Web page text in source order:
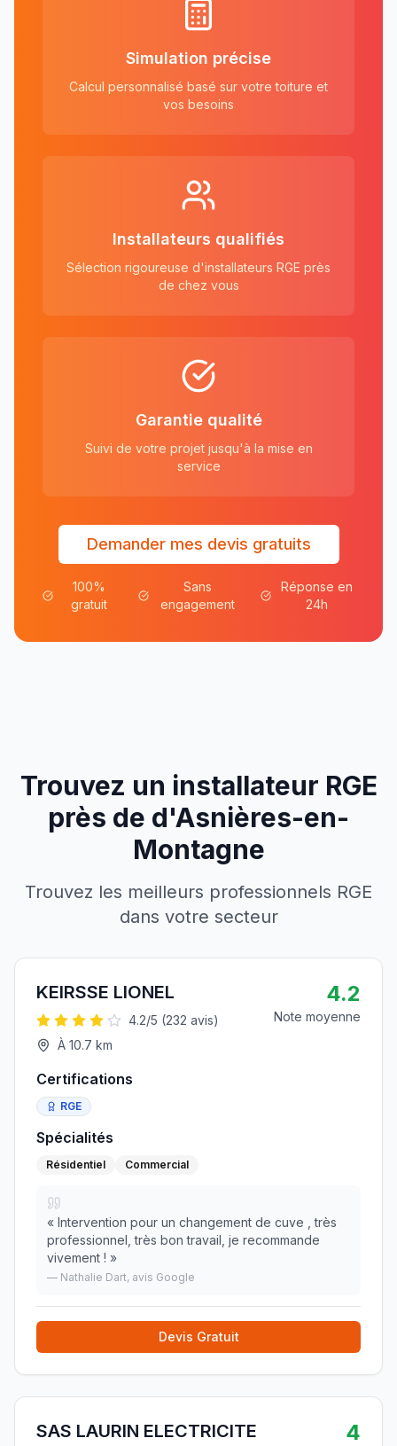
Simulation précise
Calcul personnalisé basé sur votre toiture et
vos besoins
Installateurs qualifiés
Sélection rigoureuse d'installateurs RGE près
de chez vous
Garantie qualité
Suivi de votre projet jusqu'à la mise en
service
Demander mes devis gratuits
100%
gratuit
Sans
engagement
Réponse en
24h
Trouvez un installateur RGE
près de d'Asnières-en-
Montagne
Trouvez les meilleurs professionnels RGE
dans votre secteur
KEIRSSE LIONEL
4.2/5 (232 avis)
À 10.7 km
4.2
Note moyenne
Certifications
RGE
Spécialités
Résidentiel Commercial
« Intervention pour un changement de cuve , très
professionnel, très bon travail, je recommande
vivement ! »
— Nathalie Dart, avis Google
Devis Gratuit
SAS LAURIN ELECTRICITE 4